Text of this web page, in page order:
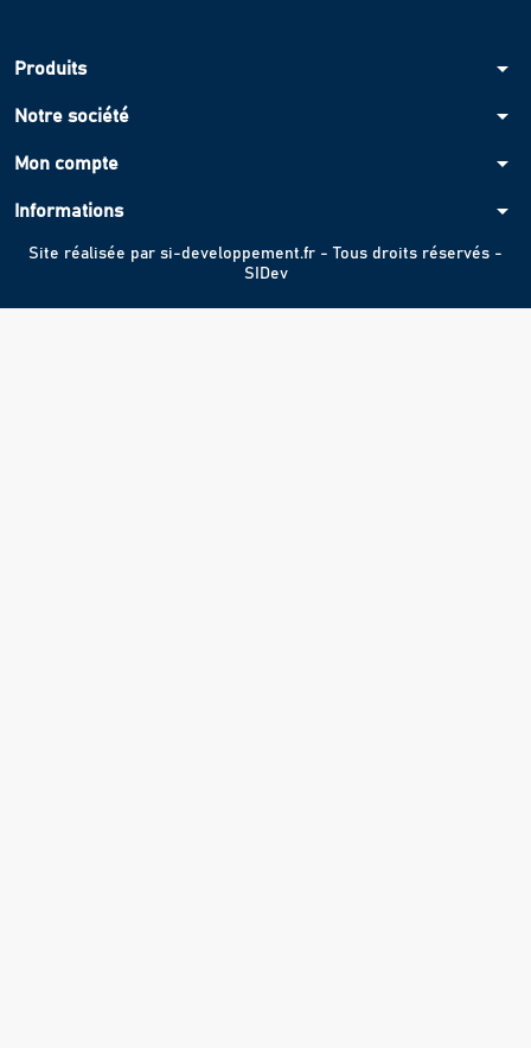
Produits arrow_drop_down
Notre société arrow_drop_down
Mon compte arrow_drop_down
Informations arrow_drop_down
Site réalisée par si-developpement.fr - Tous droits réservés -
SIDev